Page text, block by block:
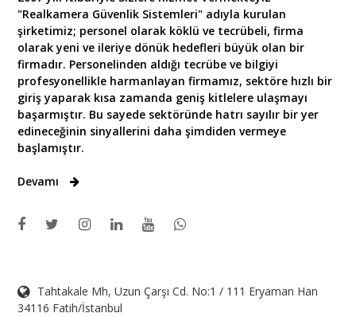
"Realkamera Güvenlik Sistemleri" adıyla kurulan
şirketimiz; personel olarak köklü ve tecrübeli, firma
olarak yeni ve ileriye dönük hedefleri büyük olan bir
firmadır. Personelinden aldığı tecrübe ve bilgiyi
profesyonellikle harmanlayan firmamız, sektöre hızlı bir
giriş yaparak kısa zamanda geniş kitlelere ulaşmayı
başarmıştır. Bu sayede sektöründe hatrı sayılır bir yer
edineceğinin sinyallerini daha şimdiden vermeye
başlamıştır.
Devamı
Tahtakale Mh, Uzun Çarşı Cd. No:1 / 111 Eryaman Han
34116 Fatih/İstanbul